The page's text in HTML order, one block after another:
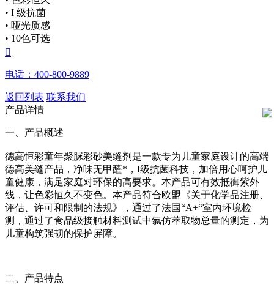
• I 级抗菌
• 哑光质感
• 10色可选

电话：400-800-9889
返回列表 联系我们
产品详情
一、产品概述
德高恒彩童年聚脲彩砂美缝剂是一款专为儿童家庭设计的高端
德高美缝产品，净味无甲醛*，I级抗菌科技，加倍用心呵护儿
童健康，满足家庭对环保的高要求。本产品可有效抵御紫外
线，让色彩恒久不变色。本产品符合欧盟《关于化学品注册、
评估、许可和限制的法规》，通过了法国“A+“室内环境检
测，通过了食品级接触材料测试中氯仿萃取物总量的测定，为
儿童构筑强韧的保护屏障。
二、产品特点